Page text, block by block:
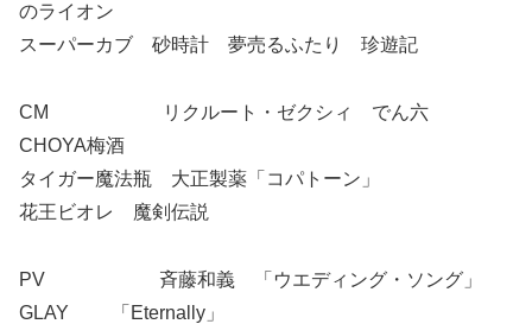
のライオン
スーパーカブ 砂時計 夢売るふたり 珍遊記
CM リクルート・ゼクシィ でん六
CHOYA梅酒
タイガー魔法瓶 大正製薬「コパトーン」
花王ビオレ 魔剣伝説
PV 斉藤和義 「ウエディング・ソング」
GLAY 「Eternally」